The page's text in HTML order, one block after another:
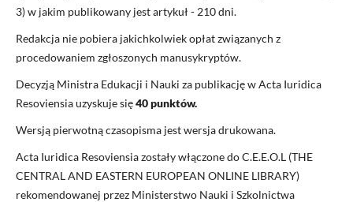
3) w jakim publikowany jest artykuł - 210 dni.
Redakcja nie pobiera jakichkolwiek opłat związanych z
procedowaniem zgłoszonych manusykryptów.
Decyzją Ministra Edukacji i Nauki za publikację w Acta Iuridica
Resoviensia uzyskuje się40 punktów.
Wersją pierwotną czasopisma jest wersja drukowana.
Acta Iuridica Resoviensia zostały włączone do C.E.E.O.L (THE
CENTRAL AND EASTERN EUROPEAN ONLINE LIBRARY)
rekomendowanej przez Ministerstwo Nauki i Szkolnictwa